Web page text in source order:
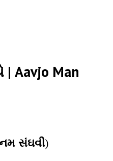
Aavjo Man
સંઘવી)